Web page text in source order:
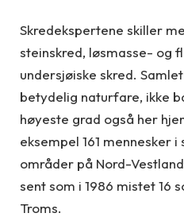
Skredekspertene skiller
steinskred, løsmasse- og
undersjøiske skred.
betydelig naturfare, ikke
høyeste grad også her
eksempel 161 mennesker
områder på Nord-
sent som i 1986 mistet 16
Troms.